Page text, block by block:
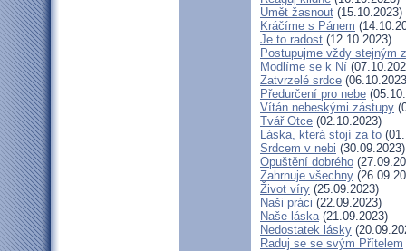
Umět žasnout (15.10.2023)
Kráčíme s Pánem
Je to radost (12.10.2023)
Postupujme vždy stejným
Modlíme se k Ní
Zatvrzelé srdce
Předurčení pro nebe
Vítán nebeskými zástupy
Tvář Otce (02.10.2023)
Láska, která stojí za to
Srdcem v nebi (30.09.2023)
Opuštění dobrého
Zahrnuje všechny
Život víry (25.09.2023)
Naši práci (22.09.2023)
Naše láska(21.09.2023)
Nedostatek lásky
Raduj se se svým Přítelem